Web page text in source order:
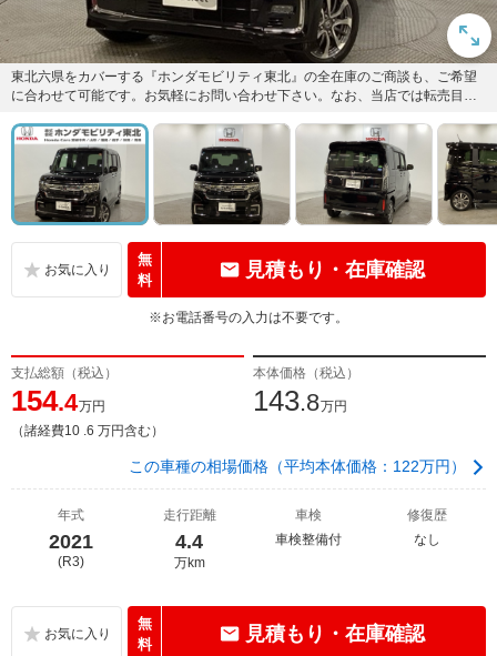
東北六県をカバーする『ホンダモビリティ東北』の全在庫のご商談も、ご希望
に合わせて可能です。お気軽にお問い合わせ下さい。なお、当店では転売目的
無
料
見積もり・在庫確認
※お電話番号の入力は不要です。
支払総額（税込）
154.4万円
（諸経費10 .6 万円含む）
本体価格（税込）
143.8万円
この車種の相場価格（平均本体価格：122万円）
年式
2021
(R3)
走行距離
4.4
万km
車検
車検整備付
修復歴
なし
無
料
見積もり・在庫確認